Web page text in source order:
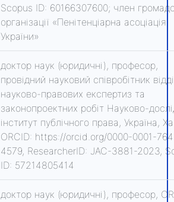
Scopus ID: 60166307600; член
організації «Пенітенціарна асоціація
України»
доктор наук (юридичні), професор,
провідний науковий співробітник
науково-правових експертиз та
законопроектних робіт Науково-
інститут публічного права, Україна,
ORCID: https://orcid.org/0000-0001-
4579, ResearcherID: JAC-3881-2023,
ID: 57214805414
доктор наук (юридичні), професор,